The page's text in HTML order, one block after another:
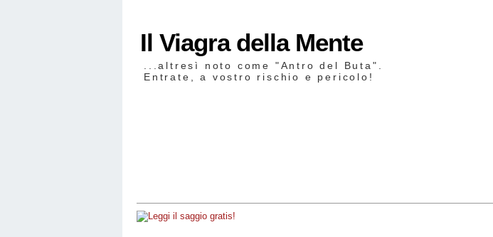
Il Viagra della Mente
...altresì noto come "Antro del Buta".
Entrate, a vostro rischio e pericolo!